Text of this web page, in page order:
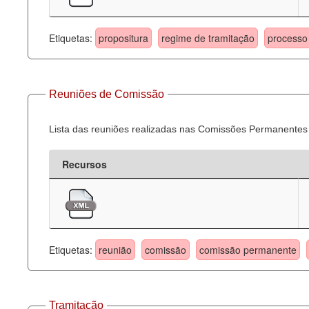
Etiquetas: propositura regime de tramitação
Reuniões de Comissão
Lista das reuniões realizadas nas Comissões
Recursos
Etiquetas: reunião comissão comissão permanente
Tramitação